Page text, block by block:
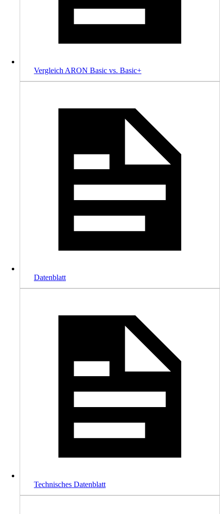
Vergleich ARON Basic vs. Basic+
Datenblatt
Technisches Datenblatt